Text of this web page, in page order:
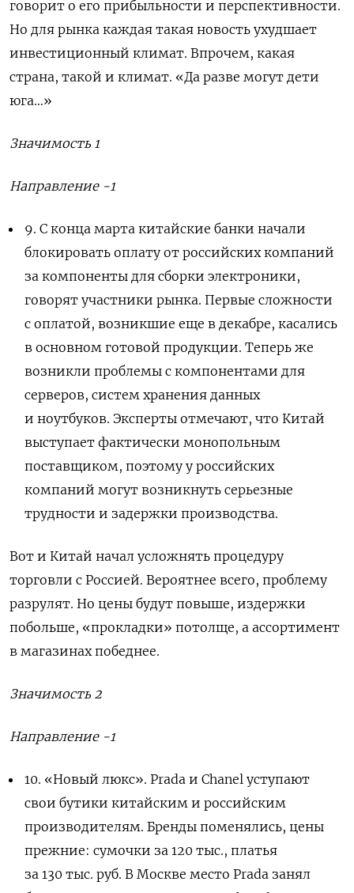
говорит о его прибыльности и перспективности.
Но для рынка каждая такая новость ухудшает
инвестиционный климат. Впрочем, какая
страна, такой и климат. «Да разве могут дети
юга…»
Значимость 1
Направление -1
9. С конца марта китайские банки начали
блокировать оплату от российских компаний
за компоненты для сборки электроники,
говорят участники рынка. Первые сложности
с оплатой, возникшие еще в декабре, касались
в основном готовой продукции. Теперь же
возникли проблемы с компонентами для
серверов, систем хранения данных
и ноутбуков. Эксперты отмечают, что Китай
выступает фактически монопольным
поставщиком, поэтому у российских
компаний могут возникнуть серьезные
трудности и задержки производства.
Вот и Китай начал усложнять процедуру
торговли с Россией. Вероятнее всего, проблему
разрулят. Но цены будут повыше, издержки
побольше, «прокладки» потолще, а ассортимент
в магазинах победнее.
Значимость 2
Направление -1
10. «Новый люкс». Prada и Chanel уступают
свои бутики китайским и российским
производителям.Бренды поменялись, цены
прежние: сумочки за 120 тыс., платья
за 130 тыс. руб. В Москве место Prada занял